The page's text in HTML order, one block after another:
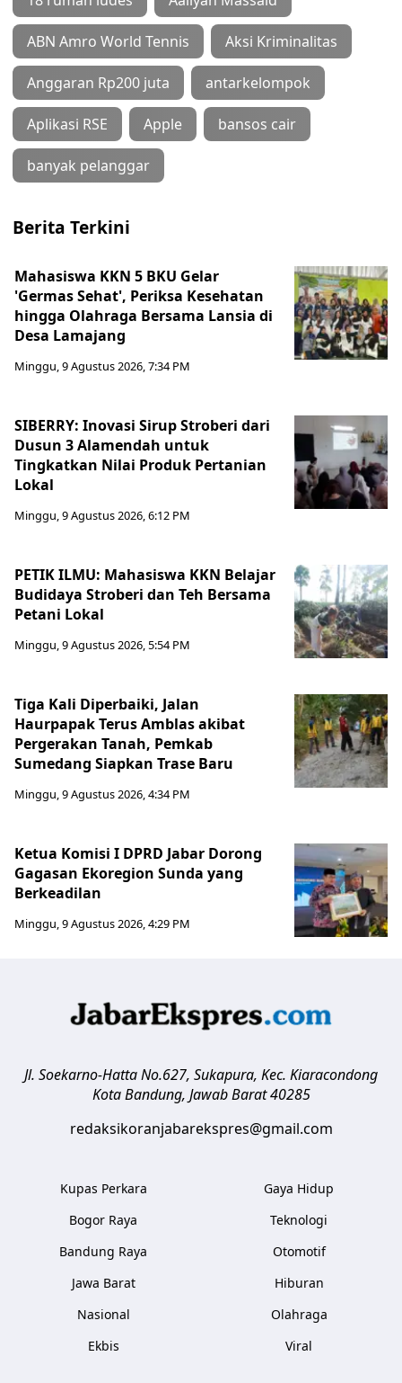
ABN Amro World Tennis Aksi Kriminalitas
Anggaran Rp200 juta antarkelompok
Aplikasi RSE Apple bansos cair
banyak pelanggar
Berita Terkini
Mahasiswa KKN 5 BKU Gelar
'Germas Sehat', Periksa Kesehatan
hingga Olahraga Bersama Lansia di
Desa Lamajang
Minggu, 9 Agustus 2026, 7:34 PM
SIBERRY: Inovasi Sirup Stroberi dari
Dusun 3 Alamendah untuk
Tingkatkan Nilai Produk Pertanian
Lokal
Minggu, 9 Agustus 2026, 6:12 PM
PETIK ILMU: Mahasiswa KKN Belajar
Budidaya Stroberi dan Teh Bersama
Petani Lokal
Minggu, 9 Agustus 2026, 5:54 PM
Tiga Kali Diperbaiki, Jalan
Haurpapak Terus Amblas akibat
Pergerakan Tanah, Pemkab
Sumedang Siapkan Trase Baru
Minggu, 9 Agustus 2026, 4:34 PM
Ketua Komisi I DPRD Jabar Dorong
Gagasan Ekoregion Sunda yang
Berkeadilan
Minggu, 9 Agustus 2026, 4:29 PM
Jl. Soekarno-Hatta No.627, Sukapura, Kec. Kiaracondong
Kota Bandung, Jawab Barat 40285
redaksikoranjabarekspres@gmail.com
Kupas Perkara
Bogor Raya
Bandung Raya
Jawa Barat
Nasional
Ekbis
Gaya Hidup
Teknologi
Otomotif
Hiburan
Olahraga
Viral